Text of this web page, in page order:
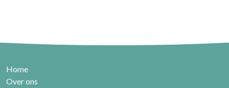
Home
Over ons